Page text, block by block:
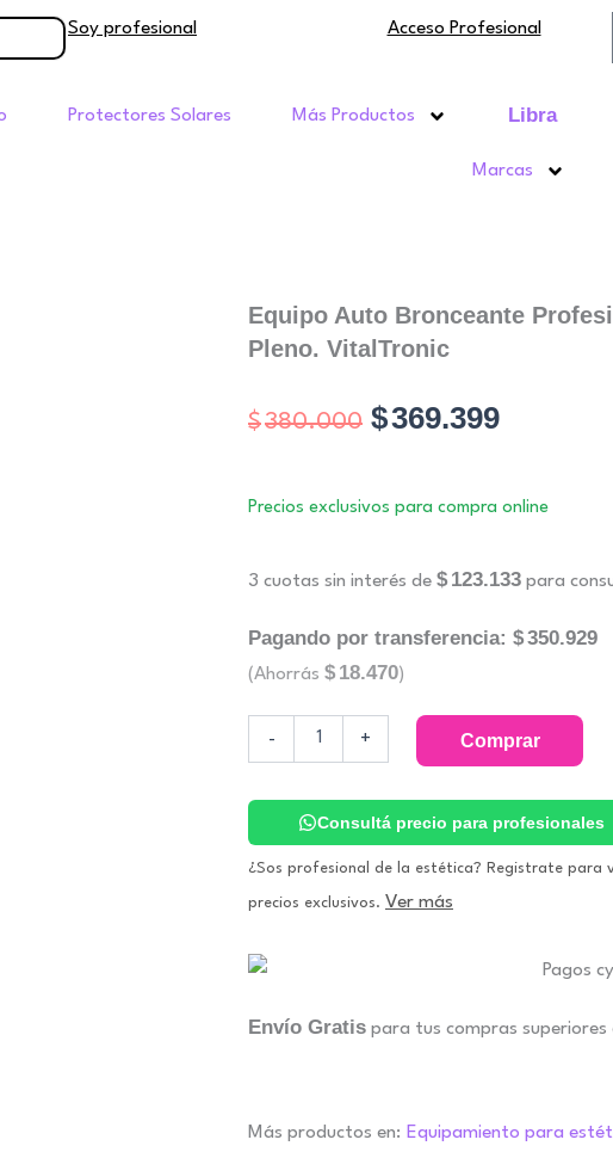
Soy profesional Acceso Profesional
Protectores Solares Más Productos Libra
Marcas
Equipo Auto Bronceante
Pleno. VitalTronic
$380.000 El
era:
$369.399El
es:
Precios exclusivos para compra online
3 cuotas sin interés de $ 123.133 para
Pagando por transferencia: $350.929
(Ahorrás $ 18.470)
-
Auto
Profesional
Lociones
Sol
Pleno.
VitalTronic
+ Comprar
Consultá precio para profesionales
¿Sos profesional de la estética? Registrate para
precios exclusivos. Ver más
Envío Gratis para tus compras
Más productos en: Equipamiento para